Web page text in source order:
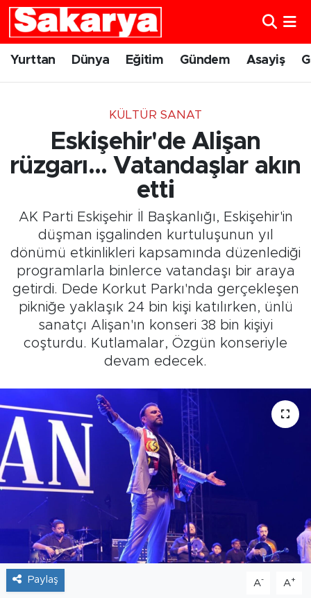
Yurttan Dünya Eğitim Gündem Asayiş
KÜLTÜR SANAT
Eskişehir'de Alişan
rüzgarı... Vatandaşlar akın
etti
AK Parti Eskişehir İl Başkanlığı, Eskişehir'in
düşman işgalinden kurtuluşunun yıl
dönümü etkinlikleri kapsamında düzenlediği
programlarla binlerce vatandaşı bir araya
getirdi. Dede Korkut Parkı'nda gerçekleşen
pikniğe yaklaşık 24 bin kişi katılırken, ünlü
sanatçı Alişan'ın konseri 38 bin kişiyi
coşturdu. Kutlamalar, Özgün konseriyle
devam edecek.
Paylaş A- A+
Yurttan
Gündem
Spor
Kültür Sanat
Tarihçe
Söyleşi
Foto Şaka
Teknoloji
Eskişehir Nöbetçi Eczaneler
Eskişehir Trafik Yoğunluk Haritası
Süper Lig Puan Durumu ve Fikstür
Tüm Manşetler
Son Dakika Haberleri
Haber Arşivi